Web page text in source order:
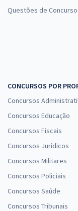
-
DER DF -
- Conhecimentos
Questões de Concurso
CONCURSOS POR
Concursos
Concursos Educação
Concursos Fiscais
Concursos Jurídicos
Concursos Militares
Concursos Policiais
Concursos Saúde
Concursos Tribunais